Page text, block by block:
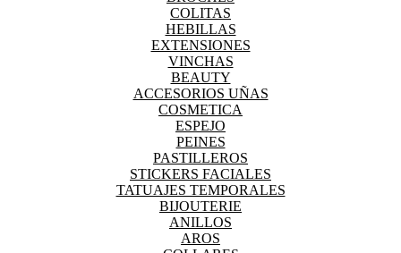
COLITAS
HEBILLAS
EXTENSIONES
VINCHAS
BEAUTY
ACCESORIOS UÑAS
COSMETICA
ESPEJO
PEINES
PASTILLEROS
STICKERS FACIALES
TATUAJES TEMPORALES
BIJOUTERIE
ANILLOS
AROS